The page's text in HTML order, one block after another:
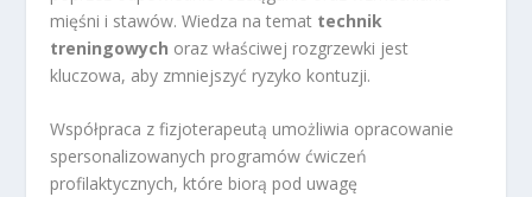
mięśni i stawów. Wiedza na temat technik
treningowych oraz właściwej rozgrzewki jest
kluczowa, aby zmniejszyć ryzyko kontuzji.
Współpraca z fizjoterapeutą umożliwia opracowanie
spersonalizowanych programów ćwiczeń
profilaktycznych, które biorą pod uwagę